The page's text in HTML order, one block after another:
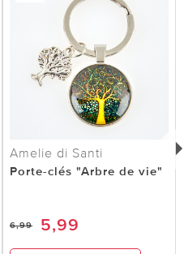
Amelie di Santi
Porte-clés "Arbre de vie"
6,99 5,99